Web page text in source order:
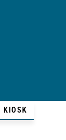
KIOSK